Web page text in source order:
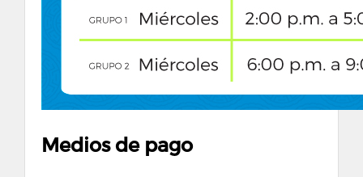
Medios de pago